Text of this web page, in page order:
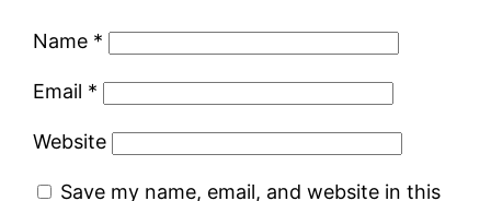
Name *
Email *
Website
Save my name, email, and website in this